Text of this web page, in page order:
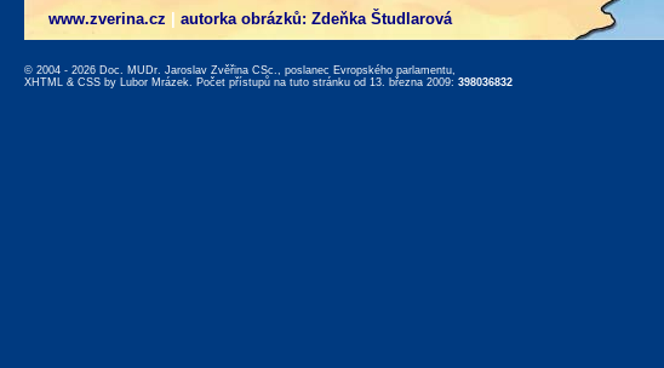
www.zverina.cz autorka obrázků: Zdeňka Študlarová
© 2004 - 2026 Doc. MUDr. Jaroslav Zvěřina CSc., poslanec Evropského parlamentu,
XHTML & CSS by Lubor Mrázek. Počet přístupů na tuto stránku od 13. března 2009: 398036832